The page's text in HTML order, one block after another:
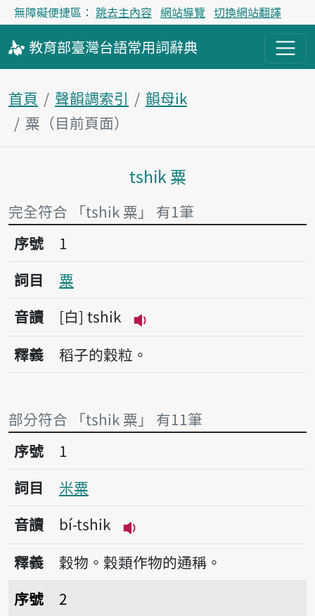
無障礙便捷區： 跳去主內容 網站導覽 切換網站翻譯
教育部臺灣台語常用詞辭典
首頁 聲韻調索引
韻母ik
粟（目前頁面）
主內容區塊
tshik 粟
完全符合 「tshik 粟」 有1筆
序號1粟
序號
1
詞目
粟
音讀
白 tshik
播放音讀tshik
釋義 稻子的穀粒。
部分符合 「tshik 粟」 有11筆
序號1米粟
序號
1
詞目
米粟
音讀
bí-tshik
播放音讀bí-tshik
釋義
穀物。穀類作物的通稱。
序號2曝粟
序號
2